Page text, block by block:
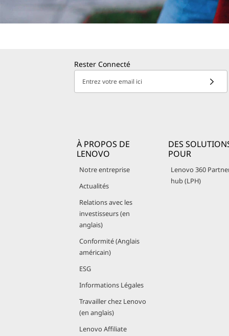
Rester Connecté
Entrez votre email ici
À PROPOS DE
LENOVO
Notre entreprise
Actualités
Relations avec les
investisseurs (en
anglais)
Conformité (Anglais
américain)
ESG
Informations Légales
Travailler chez Lenovo
(en anglais)
Lenovo Affiliate
DES
POUR
Lenovo 360
hub (LPH)